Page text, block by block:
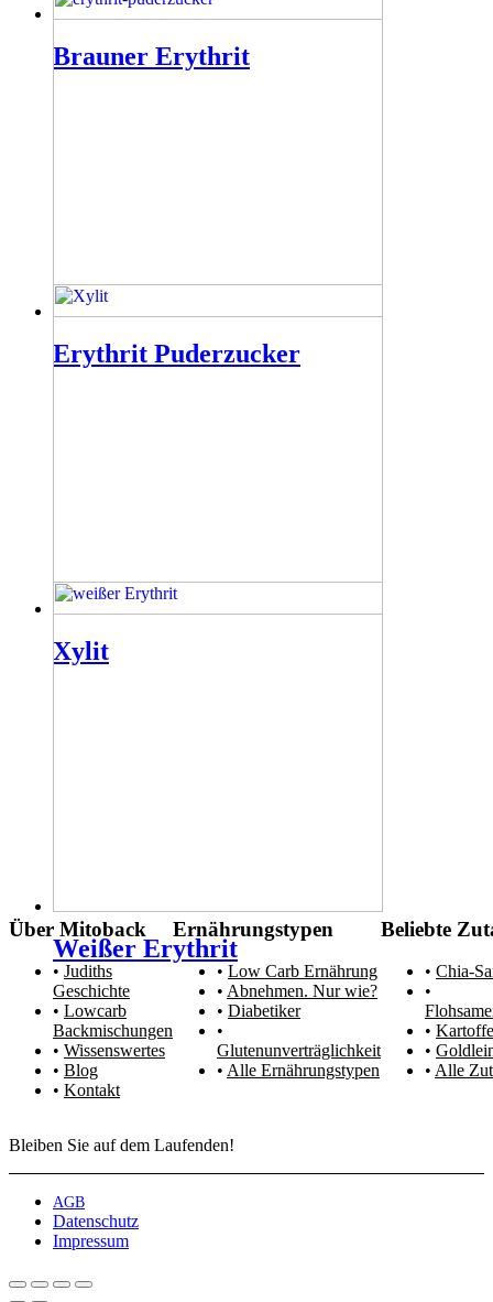
Brauner Erythrit
Erythrit Puderzucker
Xylit
Weißer Erythrit
Über Mitoback
Judiths
Geschichte
Lowcarb
Backmischungen
Wissenswertes
Blog
Kontakt
Ernährungstypen
Low Carb Ernährung
Abnehmen. Nur wie?
Diabetiker
Glutenunverträglichkeit
Alle Ernährungstypen
Beliebte
Chia-
Alle
Bleiben Sie auf dem Laufenden!
AGB
Datenschutz
Impressum